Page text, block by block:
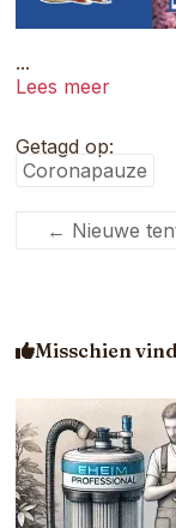
...
Lees meer
Getagd op:
Coronapauze
← Nieuwe
Misschien